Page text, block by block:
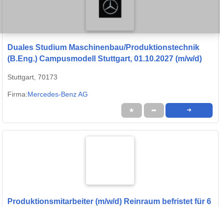
Duales Studium Maschinenbau/Produktionstechnik
(B.Eng.) Campusmodell Stuttgart, 01.10.2027 (m/w/d)
Stuttgart, 70173
Firma:Mercedes-Benz AG
★ ➦ ➜
Produktionsmitarbeiter (m/w/d) Reinraum befristet für 6